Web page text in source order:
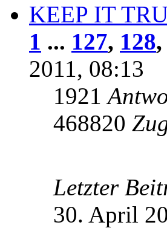
KEEP IT
1 ... 127, 128,
2011, 08:13
1921
468820
Letzter
30. April